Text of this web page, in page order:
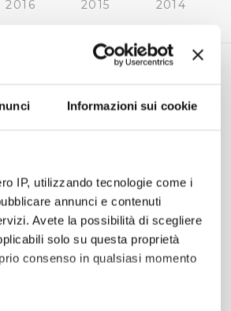
Informazioni sui cookie
IP, utilizzando tecnologie come i
annunci e contenuti
Avete la possibilità di scegliere
solo su questa proprietà
consenso in qualsiasi momento
2016 2015
2014